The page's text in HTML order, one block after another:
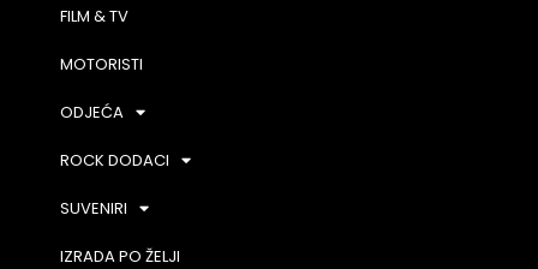
FILM & TV
MOTORISTI
ODJEĆA
ROCK DODACI
SUVENIRI
IZRADA PO ŽELJI